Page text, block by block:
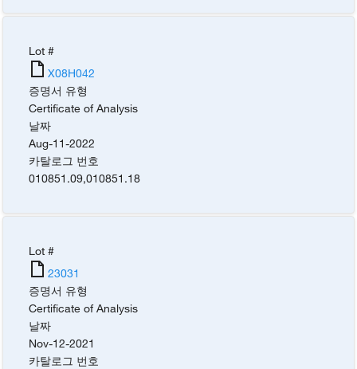
Lot #
X08H042
증명서 유형
Certificate of Analysis
날짜
Aug-11-2022
카탈로그 번호
010851.09,010851.18
Lot #
23031
증명서 유형
Certificate of Analysis
날짜
Nov-12-2021
카탈로그 번호